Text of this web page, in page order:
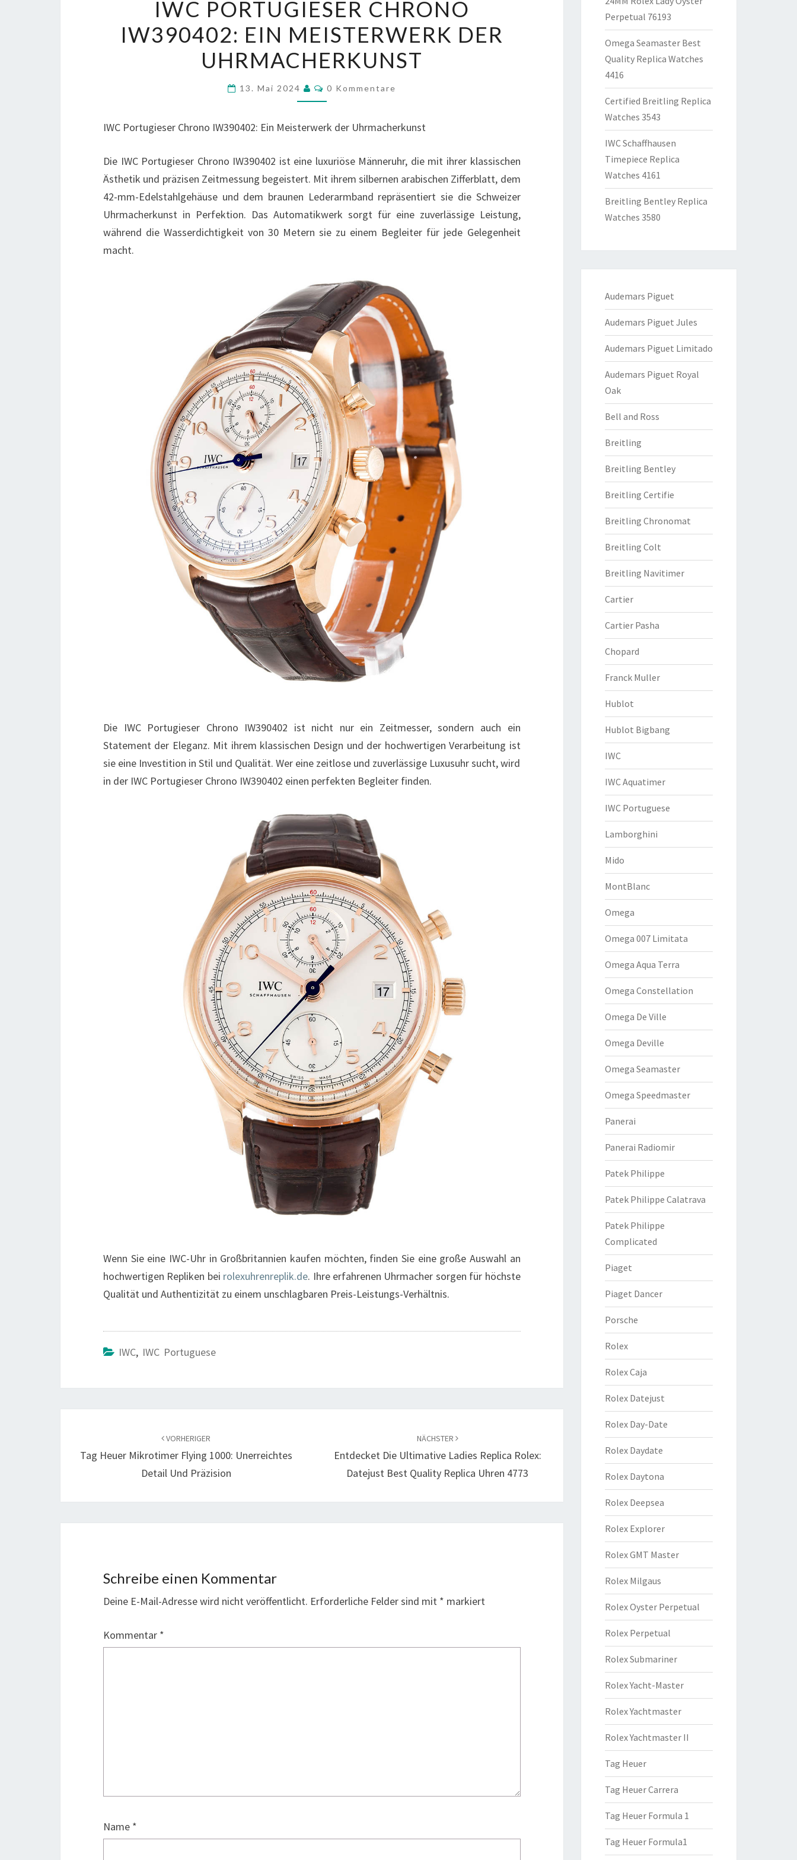
PORTUGIESER
CHRONO
IW390402:
EIN
DER
IWC PORTUGIESER CHRONO
IW390402: EIN MEISTERWERK DER
UHRMACHERKUNST
13. Mai 2024 Kommentare
0 Kommentare
IWC Portugieser Chrono IW390402: Ein Meisterwerk der Uhrmacherkunst
Die IWC Portugieser Chrono IW390402 ist eine luxuriöse Männeruhr, die mit ihrer klassischen
Ästhetik und präzisen Zeitmessung begeistert. Mit ihrem silbernen arabischen Zifferblatt, dem
42-mm-Edelstahlgehäuse und dem braunen Lederarmband repräsentiert sie die Schweizer
Uhrmacherkunst in Perfektion. Das Automatikwerk sorgt für eine zuverlässige Leistung,
während die Wasserdichtigkeit von 30 Metern sie zu einem Begleiter für jede Gelegenheit
macht.
Die IWC Portugieser Chrono IW390402 ist nicht nur ein Zeitmesser, sondern auch ein
Statement der Eleganz. Mit ihrem klassischen Design und der hochwertigen Verarbeitung ist
sie eine Investition in Stil und Qualität. Wer eine zeitlose und zuverlässige Luxusuhr sucht, wird
in der IWC Portugieser Chrono IW390402 einen perfekten Begleiter finden.
Wenn Sie eine IWC-Uhr in Großbritannien kaufen möchten, finden Sie eine große Auswahl an
hochwertigen Repliken bei rolexuhrenreplik.de. Ihre erfahrenen Uhrmacher sorgen für höchste
Qualität und Authentizität zu einem unschlagbaren Preis-Leistungs-Verhältnis.
IWC, IWC Portuguese
VORHERIGER
Tag Heuer Mikrotimer Flying 1000: Unerreichtes
Detail Und Präzision
NÄCHSTER
Entdecket Die Ultimative Ladies Replica Rolex:
Datejust Best Quality Replica Uhren 4773
Schreibe einen Kommentar
Deine E-Mail-Adresse wird nicht veröffentlicht. Erforderliche Felder sind mit * markiert
Kommentar *
Name *
Perpetual 76193
Omega Seamaster Best
Quality Replica Watches
4416
Certified Breitling Replica
Watches 3543
IWC Schaffhausen
Timepiece Replica
Watches 4161
Breitling Bentley Replica
Watches 3580
Audemars Piguet
Audemars Piguet Jules
Audemars Piguet Limitado
Audemars Piguet Royal
Oak
Bell and Ross
Breitling
Breitling Bentley
Breitling Certifie
Breitling Chronomat
Breitling Colt
Breitling Navitimer
Cartier
Cartier Pasha
Chopard
Franck Muller
Hublot
Hublot Bigbang
IWC
IWC Aquatimer
IWC Portuguese
Lamborghini
Mido
MontBlanc
Omega
Omega 007 Limitata
Omega Aqua Terra
Omega Constellation
Omega De Ville
Omega Deville
Omega Seamaster
Omega Speedmaster
Panerai
Panerai Radiomir
Patek Philippe
Patek Philippe Calatrava
Patek Philippe
Complicated
Piaget
Piaget Dancer
Porsche
Rolex
Rolex Caja
Rolex Datejust
Rolex Day-Date
Rolex Daydate
Rolex Daytona
Rolex Deepsea
Rolex Explorer
Rolex GMT Master
Rolex Milgaus
Rolex Oyster Perpetual
Rolex Perpetual
Rolex Submariner
Rolex Yacht-Master
Rolex Yachtmaster
Rolex Yachtmaster II
Tag Heuer
Tag Heuer Carrera
Tag Heuer Formula 1
Tag Heuer Formula1